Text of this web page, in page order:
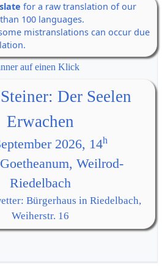
for a raw translation of our
100 languages.
mistranslations can occur due
auf einen Klick
Der Seelen
Erwachen
2026, 14h
Weilrod-
Riedelbach
Bürgerhaus in Riedelbach,
Weiherstr. 16